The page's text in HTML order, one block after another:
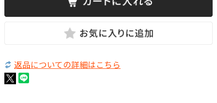
返品についての詳細はこちら